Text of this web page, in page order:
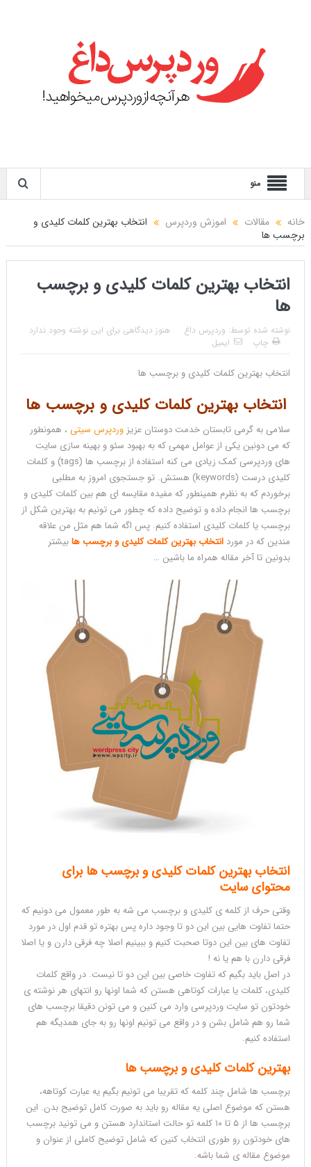
منو
خانه مقالات اموزش وردپرس
انتخاب بهترین کلمات کلیدی و
برچسب ها
انتخاب بهترین کلمات کلیدی و برچسب
ها
نوشته شده توسط: وردپرس داغ
هنوز دیدگاهی برای این نوشته وجود ندارد
چاپ
ایمیل
انتخاب بهترین کلمات کلیدی و برچسب ها
انتخاب بهترین کلمات کلیدی و برچسب ها
سلامی به گرمی تابستان خدمت دوستان عزیزوردپرس سیتی، همونطور
که می دونین یکی از عوامل مهمی که به بهبود سئو و بهینه سازی سایت
های وردپرسی کمک زیادی می کنه استفاده از برچسب ها (tags) و کلمات
کلیدی درست (keywords) هستش. تو جستجوی امروز به مطلبی
برخوردم که به نظرم همینطور که مفیده مقایسه ای هم بین کلمات کلیدی و
برچسب ها انجام داده و توضیح داده که چطور می تونیم به بهترین شکل از
برچسب یا کلمات کلیدی استفاده کنیم. پس اگه شما هم مثل من علاقه
مندین که در مورد انتخاب بهترین کلمات کلیدی و برچسب هابیشتر
بدونین تا آخر مقاله همراه ما باشین …
انتخاب بهترین کلمات کلیدی و برچسب ها برای
محتوای سایت
وقتی حرف از کلمه ی کلیدی و برچسب می شه به طور معمول می دونیم که
حتما تفاوت هایی بین این دو تا وجود داره پس بهتره تو قدم اول در مورد
تفاوت های بین این دوتا صحبت کنیم و ببینیم اصلا چه فرقی دارن و یا اصلا
فرقی دارن با هم یا نه !
در اصل باید بگیم که تفاوت خاصی بین این دو تا نیست. در واقع کلمات
کلیدی، کلمات یا عبارات کوتاهی هستن که شما اونها رو انتهای هر نوشته ی
خودتون تو سایت وردپرسی وارد می کنین و می تونن دقیقا برچسب های
شما رو هم شامل بشن و در واقع می تونیم اونها رو به جای همدیگه هم
استفاده کنیم.
بهترین کلمات کلیدی و برچسب ها
برچسب ها شامل چند کلمه که تقریبا می تونیم بگیم یه عبارت کوتاهه،
هستن که موضوع اصلی یه مقاله رو باید به صورت کامل توضیح بدن. این
برچسب ها از ۵ تا ۱۰ کلمه تو حالت استاندارد هستن و می تونید برچسب
های خودتون رو طوری انتخاب کنین که شامل توضیح کاملی از عنوان و
موضوع مقاله ی شما باشه.